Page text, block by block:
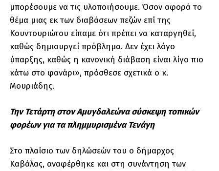
μπορέσουμε να τις υλοποιήσουμε. Όσον αφορά το
θέμα μιας εκ των διαβάσεων πεζών επί της
Κουντουριώτου είπαμε ότι πρέπει να καταργηθεί,
καθώς δημιουργεί πρόβλημα. Δεν έχει λόγο
ύπαρξης, καθώς η κανονική διάβαση είναι λίγο πιο
κάτω στο φανάρι», πρόσθεσε σχετικά ο κ.
Μουριάδης.
Την Τετάρτη στον Αμυγδαλεώνα σύσκεψη τοπικών
φορέων για τα πλημμυρισμένα Τενάγη
Στο πλαίσιο των δηλώσεών του ο δήμαρχος
Καβάλας, αναφέρθηκε και στη συνάντηση των